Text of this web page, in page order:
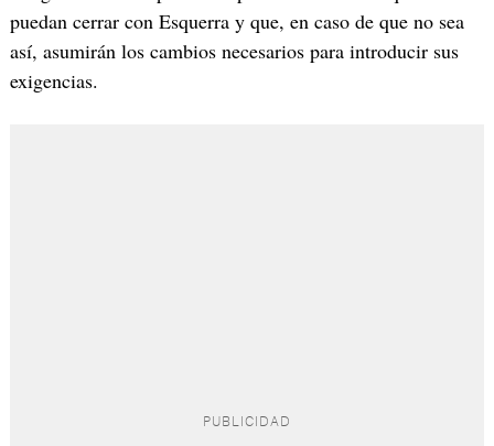
puedan cerrar con Esquerra y que, en caso de que no sea
así, asumirán los cambios necesarios para introducir sus
exigencias.